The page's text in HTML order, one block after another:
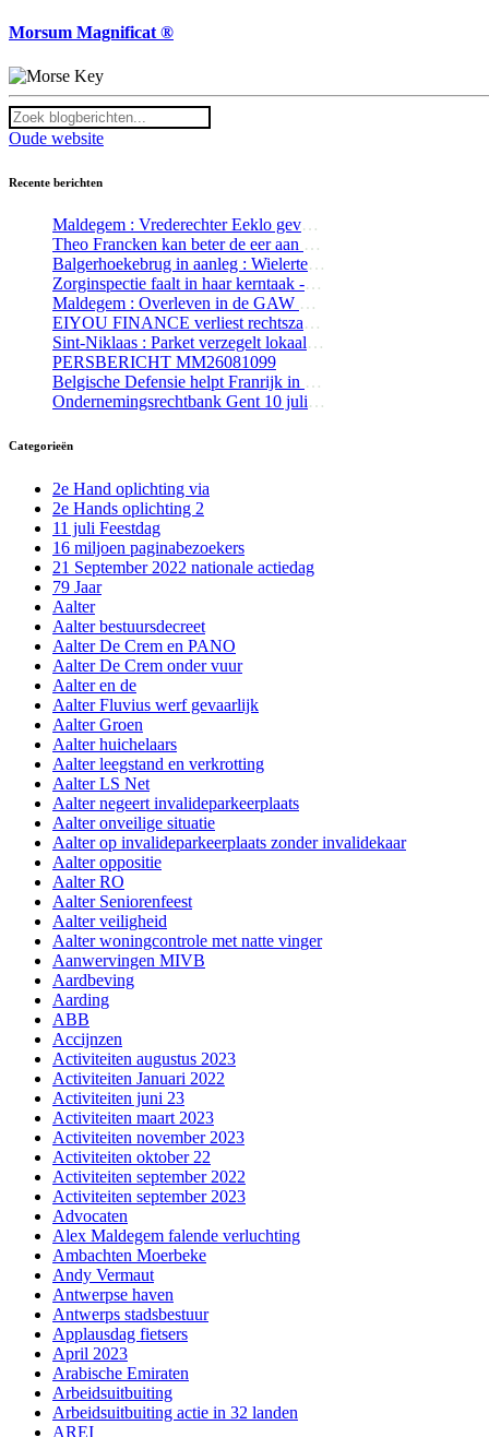
Morsum Magnificat ®
Oude website
Recente berichten
Maldegem : Vrederechter Eeklo gevat inzake huurwaarborg Paloma Vlaanderen vzw
Theo Francken kan beter de eer aan zichzelf houden en opstappen-Update 1
Balgerhoekebrug in aanleg : Wielerterroristen trotseren werfafsluiting
Zorginspectie faalt in haar kerntaak - Update 1
Maldegem : Overleven in de GAW Residentie Alex
EIYOU FINANCE verliest rechtszaak tegen The Bottom Line
Sint-Niklaas : Parket verzegelt lokaal waaruit kind naar buiten viel
PERSBERICHT MM26081099
Belgische Defensie helpt Franrijk in de strijd tegen de bosbranden
Ondernemingsrechtbank Gent 10 juli 2026 : Kortgeding Mediageuzen t/ The Bottom Line / Tom De Wilde
Categorieën
2e Hand oplichting via
2e Hands oplichting 2
11 juli Feestdag
16 miljoen paginabezoekers
21 September 2022 nationale actiedag
79 Jaar
Aalter
Aalter bestuursdecreet
Aalter De Crem en PANO
Aalter De Crem onder vuur
Aalter en de
Aalter Fluvius werf gevaarlijk
Aalter Groen
Aalter huichelaars
Aalter leegstand en verkrotting
Aalter LS Net
Aalter negeert invalideparkeerplaats
Aalter onveilige situatie
Aalter op invalideparkeerplaats zonder invalidekaar
Aalter oppositie
Aalter RO
Aalter Seniorenfeest
Aalter veiligheid
Aalter woningcontrole met natte vinger
Aanwervingen MIVB
Aardbeving
Aarding
ABB
Accijnzen
Activiteiten augustus 2023
Activiteiten Januari 2022
Activiteiten juni 23
Activiteiten maart 2023
Activiteiten november 2023
Activiteiten oktober 22
Activiteiten september 2022
Activiteiten september 2023
Advocaten
Alex Maldegem falende verluchting
Ambachten Moerbeke
Andy Vermaut
Antwerpse haven
Antwerps stadsbestuur
Applausdag fietsers
April 2023
Arabische Emiraten
Arbeidsuitbuiting
Arbeidsuitbuiting actie in 32 landen
AREI